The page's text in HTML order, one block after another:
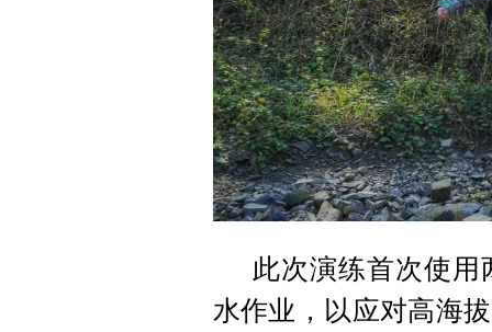
此次演练首次使
水作业，以应对高海